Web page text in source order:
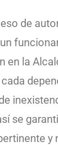
de
en la
se
y